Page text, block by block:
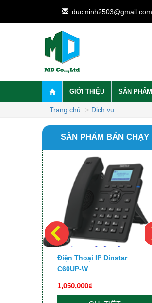
ducminh2503@gmail.com
GIỚI THIỆU SẢN PHẨM
Trang chủ Dịch vụ
SẢN PHẨM BÁN CHẠY
Điện Thoại IP Dinstar
C60UP-W
1,050,000₫